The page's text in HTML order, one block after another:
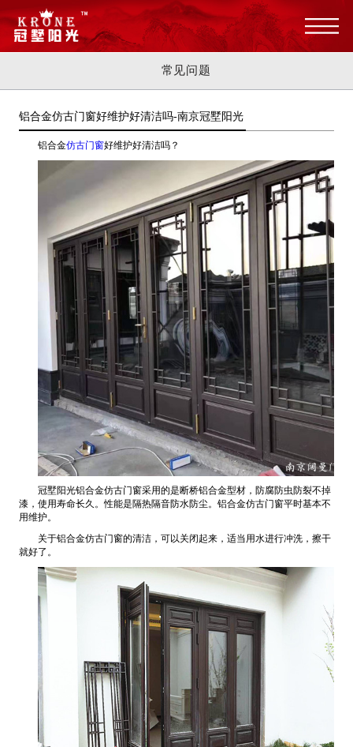
常见问题
铝合金仿古门窗好维护好清洁吗-南京冠墅阳光
铝合金仿古门窗好维护好清洁吗？
冠墅阳光铝合金仿古门窗采用的是断桥铝合金型材，防腐防虫防裂不掉
漆，使用寿命长久。性能是隔热隔音防水防尘。铝合金仿古门窗平时基本不
用维护。
关于铝合金仿古门窗的清洁，可以关闭起来，适当用水进行冲洗，擦干
就好了。